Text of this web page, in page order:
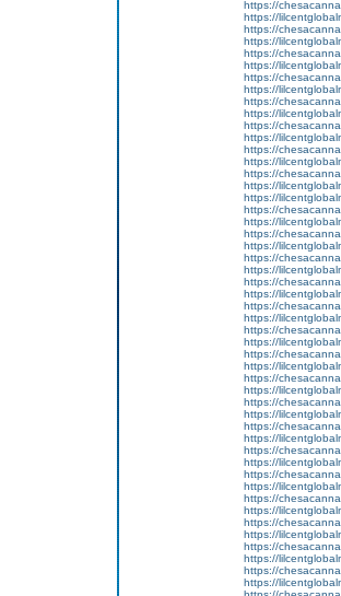
https://
https://
https://
https://
https://
https://
https://
https://
https://
https://
https://
https://
https://
https://
https://
https://
https://
https://
https://
https://
https://
https://
https://
https://
https://
https://
https://
https://
https://
https://
https://
https://
https://
https://
https://
https://
https://
https://
https://
https://
https://
https://
https://
https://
https://
https://
https://
https://
https://